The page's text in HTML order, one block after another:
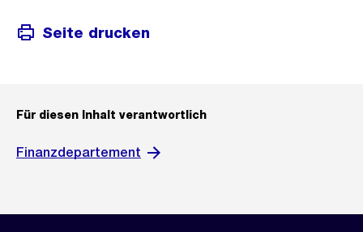
Seite drucken
Für diesen Inhalt verantwortlich
Finanzdepartement